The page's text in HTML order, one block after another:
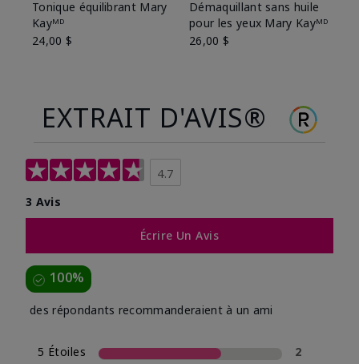
Tonique équilibrant Mary
Kayᴹᴰ
24,00 $
Démaquillant sans huile
pour les yeux Mary Kayᴹᴰ
26,00 $
EXTRAIT D'AVIS®
4.7
3 Avis
Écrire Un Avis
100%
des répondants recommanderaient à un ami
5 Étoiles 2